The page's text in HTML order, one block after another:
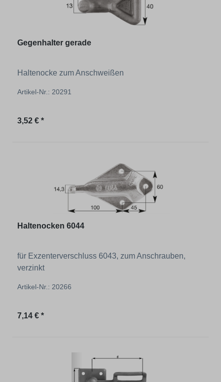
Gegenhalter gerade
Haltenocke zum Anschweißen
Artikel-Nr.: 20291
Regulärer Preis:
3,52 € *
Haltenocken 6044
für Exzenterverschluss 6043, zum Anschrauben,
verzinkt
Artikel-Nr.: 20266
Regulärer Preis:
7,14 € *